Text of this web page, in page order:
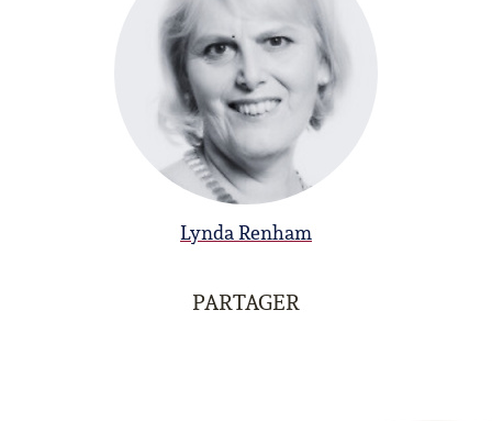
Lynda Renham
PARTAGER